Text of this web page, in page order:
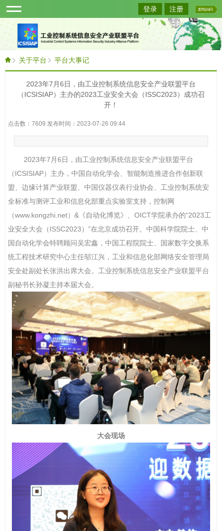
登录 注册
关于平台 平台大事记
2023年7月6日，由工业控制系统信息安全产业联盟平台
（ICSISIAP）主办的2023工业安全大会（ISSC2023）成功召
开！
点击数：7609 发布时间：2023-07-26 09:44
2023年7 月6日，由工业控制系统信息安全产业联盟平台
（ICSISIAP）主办，中国自动化学会、智能制造推进合作创新联
盟、边缘计算产业联盟、中国仪器仪表行业协会、工业控制系统安
全标准与测评工业和信息化部重点实验室支持，控制网
（www.kongzhi.net） & 《自动化博览》、 OICT学院承办的“2023工
业安全大会（ISSC2023） ”在北京成功召开。 中国科学院院士、中
国自动化学会特聘顾问吴宏鑫 ， 中国工程院院士
国家数字交换系
统工程技术研究中心主任邬江兴 ， 工业和信息化部网络安全管理局
安全处副处长张洪出席大会。工业控制系统信息安全产业联盟平台
副秘书长孙凝主持本届大会。
大会现场